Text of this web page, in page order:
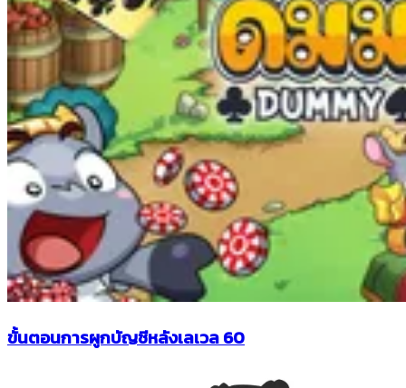
ขั้นตอนการผูกบัญชีหลังเลเวล 60